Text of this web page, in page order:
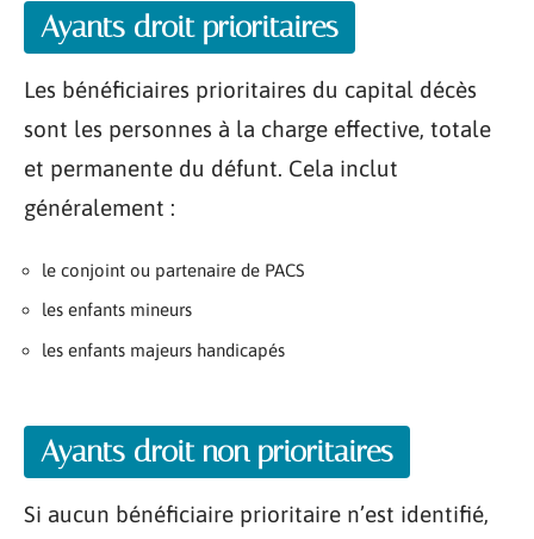
Ayants droit prioritaires
Les bénéficiaires prioritaires du capital décès
sont les personnes à la charge effective, totale
et permanente du défunt. Cela inclut
généralement :
le conjoint ou partenaire de PACS
les enfants mineurs
les enfants majeurs handicapés
Ayants droit non prioritaires
Si aucun bénéficiaire prioritaire n’est identifié,